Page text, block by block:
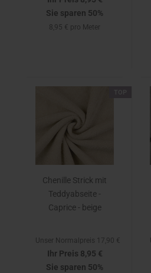
Sie sparen 50%
8,95 € pro Meter
Chenille Strick mit
Teddyabseite -
Caprice - beige
Unser Normalpreis 17,90 €
Ihr Preis 8,95 €
Sie sparen 50%